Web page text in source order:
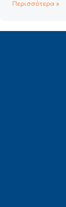
Περισσότερα »